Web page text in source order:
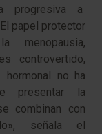
progresiva a
papel protector
controvertido,
no ha
presentar la
combinan con
señala el